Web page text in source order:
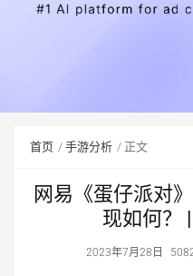
首页 手游分析 正文
网易《蛋仔派对
现如何？
2023年7月28日